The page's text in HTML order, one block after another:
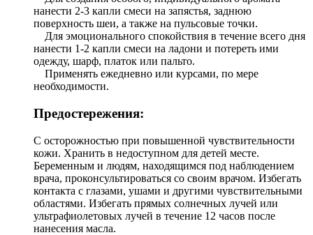
нанести 2-3 капли смеси на запястья, заднюю
поверхность шеи, а также на пульсовые точки.
Для эмоционального спокойствия в течение всего дня
нанести 1-2 капли смеси на ладони и потереть ими
одежду, шарф, платок или пальто.
Применять ежедневно или курсами, по мере
необходимости.
Предостережения:
С осторожностью при повышенной чувствительности
кожи. Хранить в недоступном для детей месте.
Беременным и людям, находящимся под наблюдением
врача, проконсультироваться со своим врачом. Избегать
контакта с глазами, ушами и другими чувствительными
областями. Избегать прямых солнечных лучей или
ультрафиолетовых лучей в течение 12 часов после
нанесения масла.